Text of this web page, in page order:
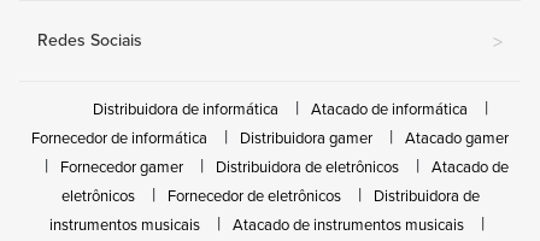
Redes Sociais >
Distribuidora de informática
Atacado de informática
Fornecedor de informática
Distribuidora gamer
Atacado gamer
Fornecedor gamer
Distribuidora de eletrônicos
Atacado de
eletrônicos
Fornecedor de eletrônicos
Distribuidora de
instrumentos musicais
Atacado de instrumentos musicais